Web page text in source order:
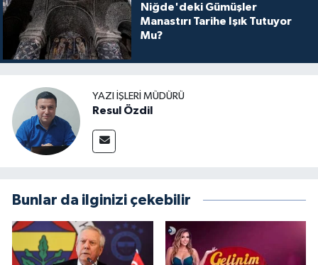
Niğde'deki Gümüşler
Manastırı Tarihe Işık Tutuyor
Mu?
YAZI İŞLERI MÜDÜRÜ
Resul Özdil
Bunlar da ilginizi çekebilir